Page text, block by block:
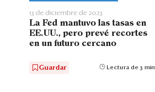
13 de diciembre de 2023
La Fed mantuvo las tasas en
EE.UU., pero prevé recortes
en un futuro cercano
Guardar Lectura de 3 min